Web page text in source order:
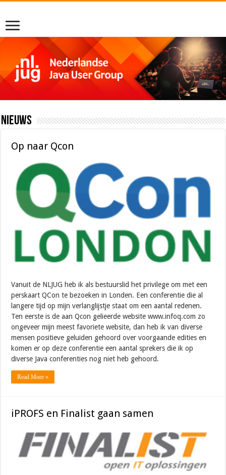
Nieuws
Op naar Qcon
Vanuit de NLJUG heb ik als bestuurslid het privilege om met een
perskaart QCon te bezoeken in Londen. Een conferentie die al
langere tijd op mijn verlanglijstje staat om een aantal redenen.
Ten eerste is de aan Qcon gelieerde website www.infoq.com zo
ongeveer mijn meest favoriete website, dan heb ik van diverse
mensen positieve geluiden gehoord over voorgaande edities en
komen er op deze conferentie een aantal sprekers die ik op
diverse Java conferenties nog niet heb gehoord.
Read More »
iPROFS en Finalist gaan samen